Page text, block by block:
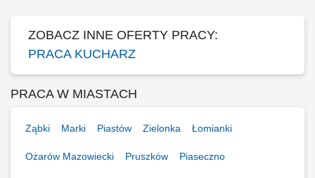
ZOBACZ INNE OFERTY PRACY:
PRACA KUCHARZ
PRACA W MIASTACH
Ząbki Marki Piastów Zielonka Łomianki
Ożarów Mazowiecki Pruszków Piaseczno